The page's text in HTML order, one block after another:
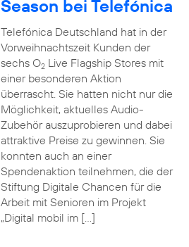
Season bei Telefónica
Telefónica Deutschland hat in der
Vorweihnachtszeit Kunden der
sechs O2Live Flagship Stores mit
einer besonderen Aktion
überrascht. Sie hatten nicht nur die
Möglichkeit, aktuelles Audio-
Zubehör auszuprobieren und dabei
attraktive Preise zu gewinnen. Sie
konnten auch an einer
Spendenaktion teilnehmen, die der
Stiftung Digitale Chancen für die
Arbeit mit Senioren im Projekt
„Digital mobil im […]